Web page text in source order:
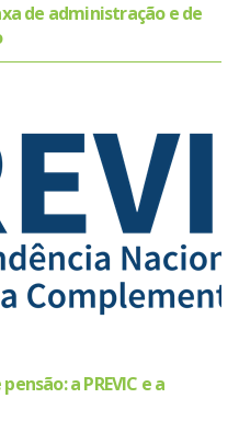
de administração e de
a PREVIC e a